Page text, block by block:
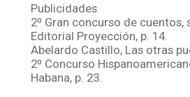
Publicidades
2º Gran concurso de cuentos,
Editorial Proyección, p. 14.
Abelardo Castillo, Las otras
2º Concurso
Habana, p. 23.